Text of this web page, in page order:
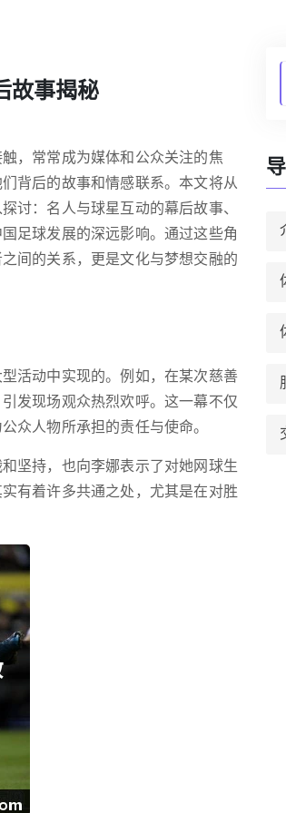
故事揭秘
，常常成为媒体和公众关注的焦
背后的故事和情感联系。本文将从
讨：名人与球星互动的幕后故事、
足球发展的深远影响。通过这些角
间的关系，更是文化与梦想交融的
活动中实现的。例如，在某次慈善
发现场观众热烈欢呼。这一幕不仅
众人物所承担的责任与使命。
坚持，也向李娜表示了对她网球生
有着许多共通之处，尤其是在对胜